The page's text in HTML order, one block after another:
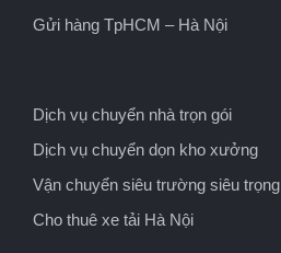
Gửi hàng TpHCM – Hà Nội
Dịch vụ chuyển nhà trọn gói
Dịch vụ chuyển dọn kho xưởng
Vận chuyển siêu trường siêu trọng
Cho thuê xe tải Hà Nội